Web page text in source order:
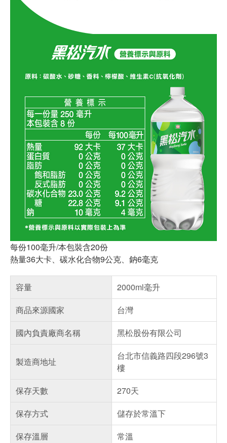
每份100毫升/本包裝含20份
熱量36大卡、碳水化合物9公克、鈉6毫克
容量
2000ml毫升
商品來源國家
台灣
國內負責廠商名稱
黑松股份有限公司
製造商地址
台北市信義路四段296號3
樓
保存天數
270天
保存方式
儲存於常溫下
保存溫層
常溫